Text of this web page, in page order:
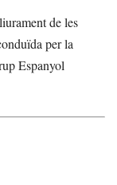
de les
per la
Espanyol